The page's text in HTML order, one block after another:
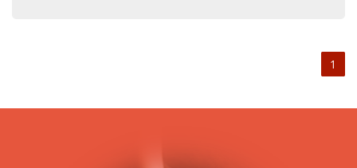
font la qualité des vins de Bordeaux. Pourtant, la raison de
1